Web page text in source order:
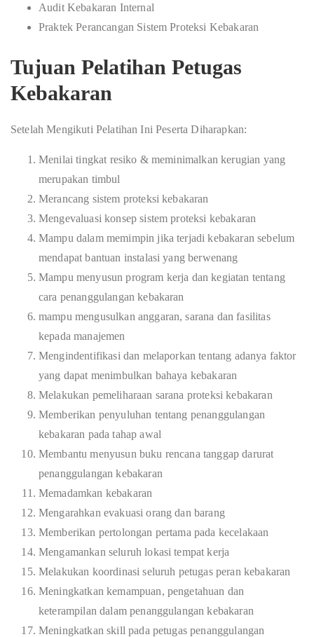
Audit Kebakaran Internal
Praktek Perancangan Sistem Proteksi Kebakaran
Tujuan Pelatihan Petugas
Kebakaran
Setelah Mengikuti Pelatihan Ini Peserta Diharapkan:
Menilai tingkat resiko & meminimalkan kerugian yang
merupakan timbul
Merancang sistem proteksi kebakaran
Mengevaluasi konsep sistem proteksi kebakaran
Mampu dalam memimpin jika terjadi kebakaran sebelum
mendapat bantuan instalasi yang berwenang
Mampu menyusun program kerja dan kegiatan tentang
cara penanggulangan kebakaran
mampu mengusulkan anggaran, sarana dan fasilitas
kepada manajemen
Mengindentifikasi dan melaporkan tentang adanya faktor
yang dapat menimbulkan bahaya kebakaran
Melakukan pemeliharaan sarana proteksi kebakaran
Memberikan penyuluhan tentang penanggulangan
kebakaran pada tahap awal
Membantu menyusun buku rencana tanggap darurat
penanggulangan kebakaran
Memadamkan kebakaran
Mengarahkan evakuasi orang dan barang
Memberikan pertolongan pertama pada kecelakaan
Mengamankan seluruh lokasi tempat kerja
Melakukan koordinasi seluruh petugas peran kebakaran
Meningkatkan kemampuan, pengetahuan dan
keterampilan dalam penanggulangan kebakaran
Meningkatkan skill pada petugas penanggulangan